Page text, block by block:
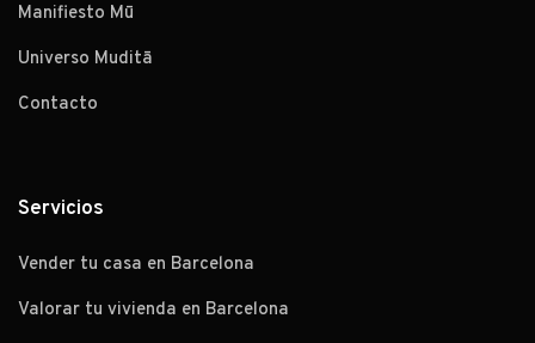
Manifiesto Mū
Universo Muditā
Contacto
Servicios
Vender tu casa en Barcelona
Valorar tu vivienda en Barcelona